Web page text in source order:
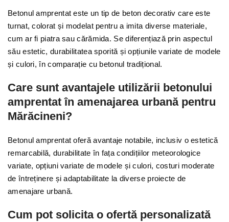
Betonul amprentat este un tip de beton decorativ care este
turnat, colorat și modelat pentru a imita diverse materiale,
cum ar fi piatra sau cărămida. Se diferențiază prin aspectul
său estetic, durabilitatea sporită și opțiunile variate de modele
și culori, în comparație cu betonul tradițional.
Care sunt avantajele utilizării betonului
amprentat în amenajarea urbană pentru
Mărăcineni?
Betonul amprentat oferă avantaje notabile, inclusiv o estetică
remarcabilă, durabilitate în fața condițiilor meteorologice
variate, opțiuni variate de modele și culori, costuri moderate
de întreținere și adaptabilitate la diverse proiecte de
amenajare urbană.
Cum pot solicita o ofertă personalizată